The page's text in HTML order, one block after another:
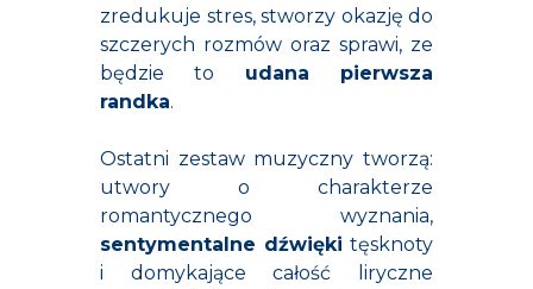
zredukuje stres, stworzy okazję do
szczerych rozmów oraz sprawi, ze
będzie to udana pierwsza
randka.
Ostatni zestaw muzyczny tworzą:
utwory o charakterze
romantycznego wyznania,
sentymentalne dźwięki tęsknoty
i domykające całość liryczne